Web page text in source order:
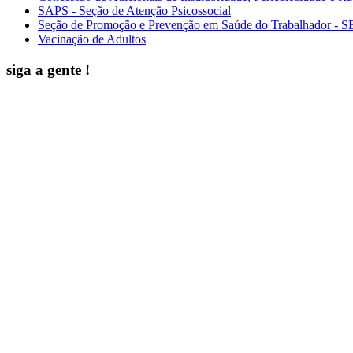
SAPS - Seção de Atenção Psicossocial
Seção de Promoção e Prevenção em Saúde do Trabalhador -
Vacinação de Adultos
siga a gente !